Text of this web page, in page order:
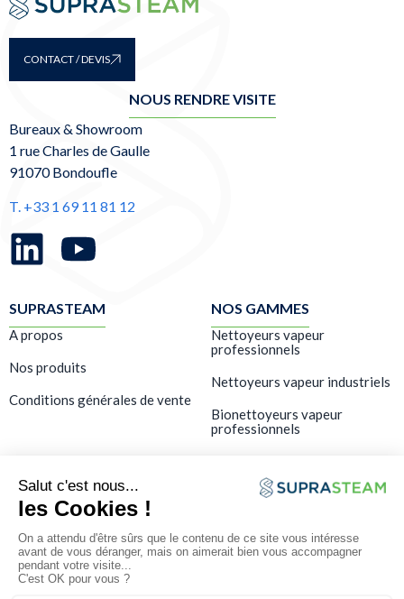
CONTACT / DEVIS
NOUS RENDRE VISITE
Bureaux & Showroom
1 rue Charles de Gaulle
91070 Bondoufle
T. +33 1 69 11 81 12
SUPRASTEAM
A propos
Nos produits
Conditions générales de vente
NOS GAMMES
Nettoyeurs vapeur
professionnels
Nettoyeurs vapeur industriels
Bionettoyeurs vapeur
professionnels
Showroom – Démo gratuite
Formation
SAV & maintenance